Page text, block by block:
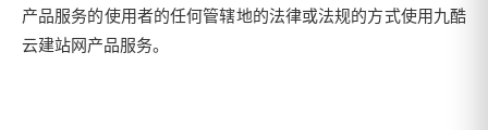
产品服务的使用者的任何管辖地的法律或法规的方式使用九酷
云建站网产品服务。